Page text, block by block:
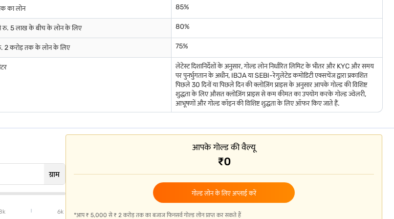
का लोन 85%
5 लाख के बीच के लोन के लिए 80%
2 करोड़ तक के लोन के लिए 75%
लेटेस्ट दिशानिर्देशों के अनुसार, गोल्ड लोन निर्धारित लिमिट के भीतर और KYC और समय
पर पुनर्भुगतान के अधीन, IBJA या SEBI-रेगुलेटेड कमोडिटी एक्सचेंज द्वारा प्रकाशित
पिछले 30 दिनों या पिछले दिन की क्लोज़िंग प्राइस के अनुसार आपके गोल्ड की विशिष्ट
शुद्धता के लिए औसत क्लोज़िंग प्राइस से कम कीमत का उपयोग करके गोल्ड ज्वेलरी,
आभूषणों और गोल्ड कॉइन की विशिष्ट शुद्धता के लिए ऑफर किए जाते हैं.
ग्राम
6k
आपके गोल्ड की वैल्यू
₹0
गोल्ड लोन के लिए अप्लाई करें
*आप ₹ 5,000 से ₹ 2 करोड़ तक का बजाज फिनसर्व गोल्ड लोन प्राप्त कर सकते हैं